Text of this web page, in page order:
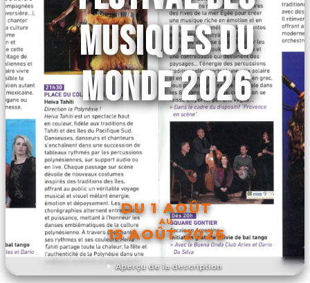
Aperçu de la description
MUSIQUES DU
MONDE 2026
DU 1 AOÛT
AU
15 AOÛT 2026
DÉCOUVRIR L'ÉVÉNEMENT